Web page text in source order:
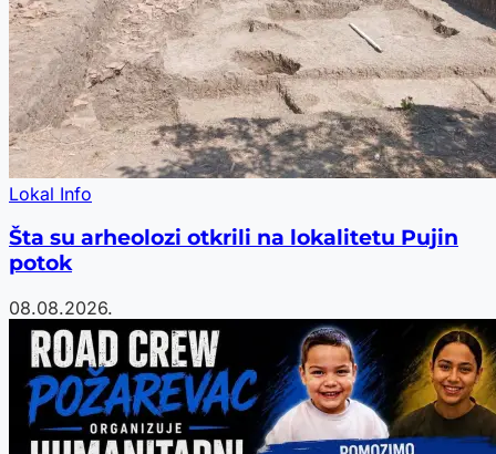
Lokal Info
Šta su arheolozi otkrili na lokalitetu Pujin
potok
08.08.2026.